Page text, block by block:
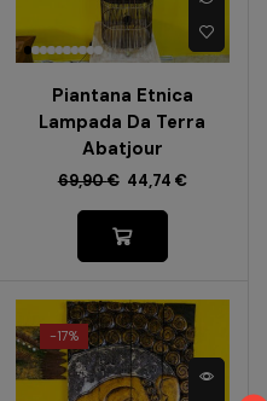
Piantana Etnica
Lampada Da Terra
Abatjour
69,90€ 44,74 €
-17%